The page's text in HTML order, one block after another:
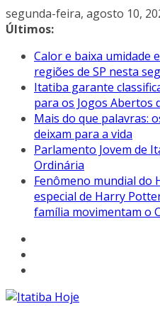
Pular
para
conteúdo
segunda-feira, agosto 10,
Últimos:
Calor e baixa umidade
regiões de SP nesta
Itatiba garante
para os Jogos Abertos
Mais do que palavras:
deixam para a vida
Parlamento Jovem de
Ordinária
Fenômeno mundial do
especial de Harry
família movimentam o